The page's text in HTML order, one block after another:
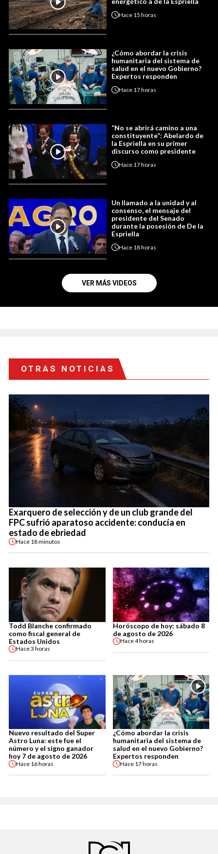
Hace 15 horas
¿Cómo abordar la crisis
humanitaria del sistema de
salud en el nuevo Gobierno?
Expertos responden
Hace 17 horas
“No se abrirá camino a una
constituyente”: Abelardo de
la Espriella en su primer
discurso como presidente
Hace 17 horas
Un llamado a la unidad y al
consenso, el mensaje del
presidente del Senado
durante la posesión de De la
Espriella
Hace 18 horas
VER MÁS VIDEOS
OTRAS NOTICIAS
Exarquero de selección y de un club grande del
FPC sufrió aparatoso accidente: conducía en
estado de ebriedad
Hace 18 minutos
Todd Blanche confirmado
como fiscal general de
Estados Unidos
Hace3 horas
Horóscopo de hoy: sábado 8
de agosto de 2026
Hace4 horas
Nuevo resultado del Super
Astro Luna: este fue el
número y el signo ganador
hoy 7 de agosto de 2026
Hace 16 horas
¿Cómo abordar la crisis
humanitaria del sistema de
salud en el nuevo Gobierno?
Expertos responden
Hace 17 horas